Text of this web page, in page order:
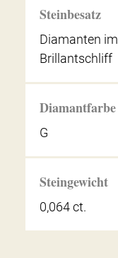
Steinbesatz
Diamanten im
Brillantschliff
Diamantfarbe
G
Steingewicht
0,064 ct.